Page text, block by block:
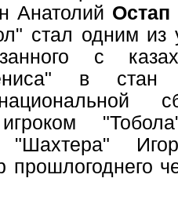
Анатолий Остап
стал одним из
с
в стан
"Шахтера"
прошлогоднего